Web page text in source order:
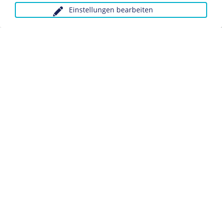
Einstellungen bearbeiten